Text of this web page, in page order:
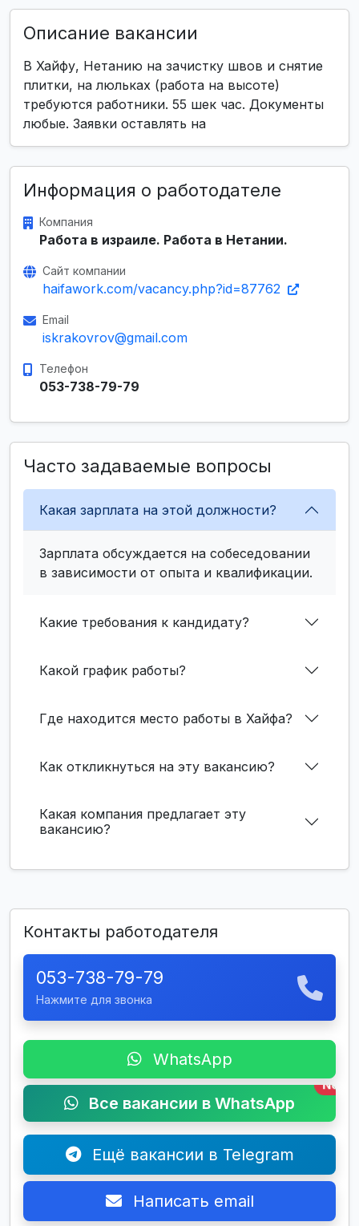
Описание вакансии
В Хайфу, Нетанию на зачистку швов и снятие
плитки, на люльках (работа на высоте)
требуются работники. 55 шек час. Документы
любые. Заявки оставлять на
Информация о работодателе
Компания
Работа в израиле. Работа в Нетании.
Сайт компании
haifawork.com/vacancy.php?id=87762
Email
iskrakovrov@gmail.com
Телефон
053-738-79-79
Часто задаваемые вопросы
Какая зарплата на этой должности?
Зарплата обсуждается на собеседовании
в зависимости от опыта и квалификации.
Какие требования к кандидату?
Какой график работы?
Где находится место работы в Хайфа?
Как откликнуться на эту вакансию?
Какая компания предлагает эту
вакансию?
Контакты работодателя
053-738-79-79
Нажмите для звонка
WhatsApp
Все вакансии в WhatsApp
New
Ещё вакансии в Telegram
Написать email